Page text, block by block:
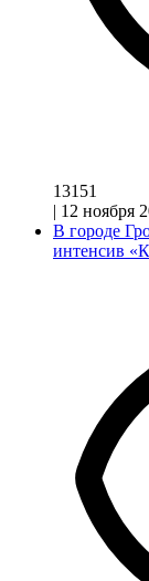
13151
| 12 ноября
В городе
интенсив